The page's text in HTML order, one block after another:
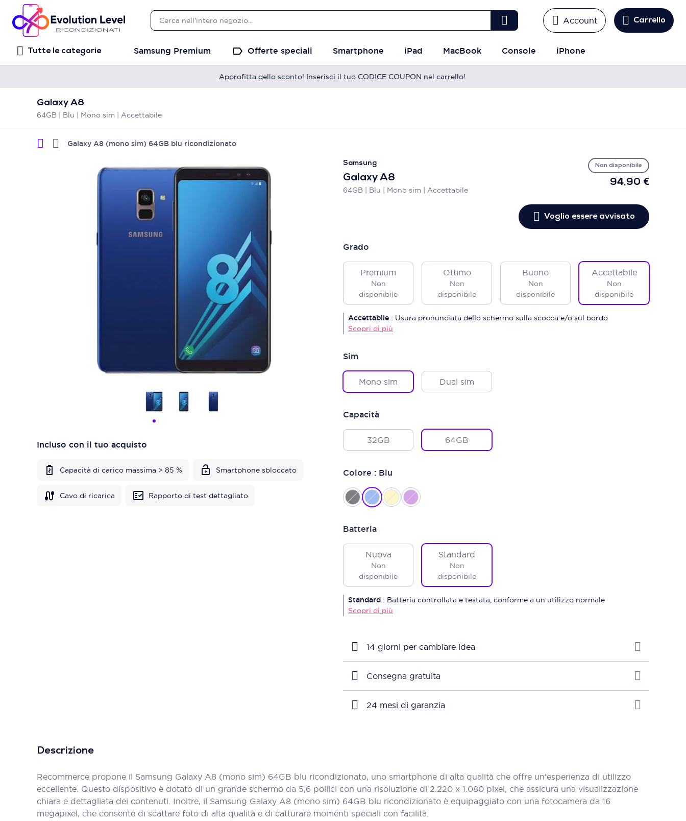
Account Carrello
Tutte le categorie Samsung Premium Offerte speciali Smartphone iPad MacBook Console iPhone
Approfitta dello sconto! Inserisci il tuo CODICE COUPON nel carrello!
Galaxy A8
64GB | Blu | Mono sim | Accettabile
Galaxy A8 (mono sim) 64GB blu ricondizionato
Samsung
Galaxy A8
64GB | Blu | Mono sim | Accettabile
Non disponibile
Incluso con il tuo acquisto
Capacità di carico massima > 85 % Smartphone sbloccato
Cavo di ricarica Rapporto di test dettagliato
94,90 €
Voglio essere avvisato
Grado
Premium
Non
disponibile
Ottimo
Non
disponibile
Buono
Non
disponibile
Accettabile
Non
disponibile
Accettabile : Usura pronunciata dello schermo sulla scocca e/o sul bordo
Scopri di più
Sim
Mono sim Dual sim
Capacità
32GB 64GB
Colore : Blu
Batteria
Nuova
Non
disponibile
Standard
Non
disponibile
Standard : Batteria controllata e testata, conforme a un utilizzo normale
Scopri di più
14 giorni per cambiare idea
Consegna gratuita
24 mesi di garanzia
Descrizione
Recommerce propone il Samsung Galaxy A8 (mono sim) 64GB blu ricondizionato, uno smartphone di alta qualità che offre un'esperienza di utilizzo
eccellente. Questo dispositivo è dotato di un grande schermo da 5,6 pollici con una risoluzione di 2.220 x 1.080 pixel, che assicura una visualizzazione
chiara e dettagliata dei contenuti. Inoltre, il Samsung Galaxy A8 (mono sim) 64GB blu ricondizionato è equipaggiato con una fotocamera da 16
megapixel, che consente di scattare foto di alta qualità e di catturare momenti speciali con facilità.